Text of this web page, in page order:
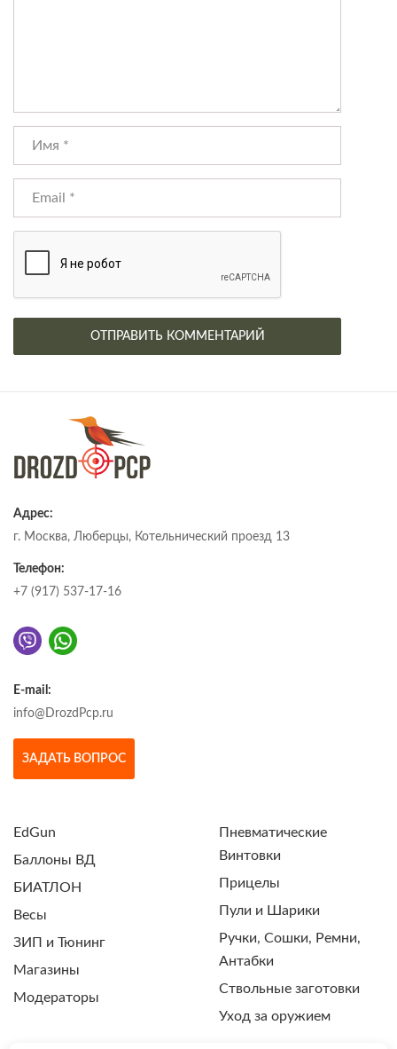
Адрес:
г. Москва, Люберцы, Котельнический проезд 13
Телефон:
+7 (917) 537-17-16
E-mail:
info@DrozdPcp.ru
ЗАДАТЬ ВОПРОС
EdGun
Баллоны ВД
БИАТЛОН
Весы
ЗИП и Тюнинг
Магазины
Модераторы
Пневматические
Винтовки
Прицелы
Пули и Шарики
Ручки, Сошки, Ремни,
Антабки
Ствольные заготовки
Уход за оружием